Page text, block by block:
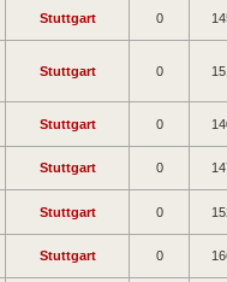
Stuttgart 0
Stuttgart 0
Stuttgart 0
Stuttgart 0
Stuttgart 0
Stuttgart 0